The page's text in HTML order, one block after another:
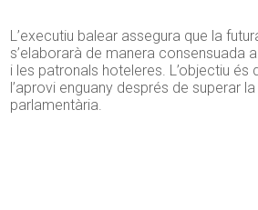
L’executiu balear assegura que la
s’elaborarà de manera consensuada
i les patronals hoteleres. L’objectiu és
l’aprovi enguany després de superar
parlamentària.